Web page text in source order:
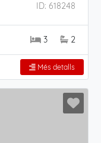
ID: 618248
3 2
Més detalls